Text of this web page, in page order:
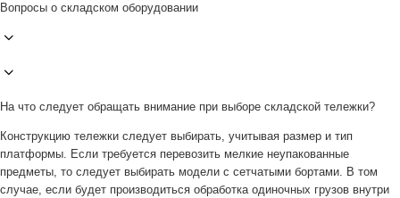
Вопросы о складском оборудовании
На что следует обращать внимание при выборе складской тележки?
Конструкцию тележки следует выбирать, учитывая размер и тип
платформы. Если требуется перевозить мелкие неупакованные
предметы, то следует выбирать модели с сетчатыми бортами. В том
случае, если будет производиться обработка одиночных грузов внутри